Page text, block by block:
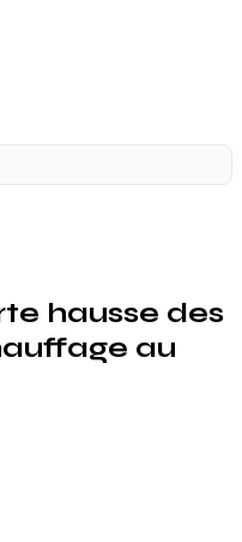
hausse des
au